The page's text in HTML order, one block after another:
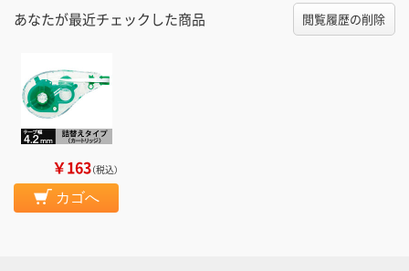
あなたが最近チェックした商品 閲覧履歴の削除
￥163（税込）
カゴへ